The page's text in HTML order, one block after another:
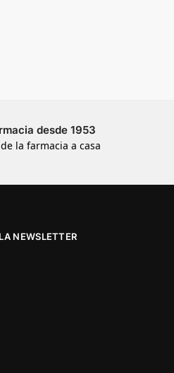
desde 1953
la farmacia a casa
NEWSLETTER